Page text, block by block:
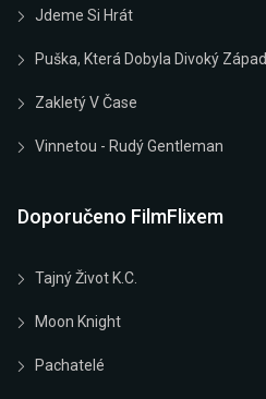
Jdeme Si Hrát
Puška, Která Dobyla Divoký Západ
Zakletý V Čase
Vinnetou - Rudý Gentleman
Doporučeno FilmFlixem
Tajný Život K.C.
Moon Knight
Pachatelé